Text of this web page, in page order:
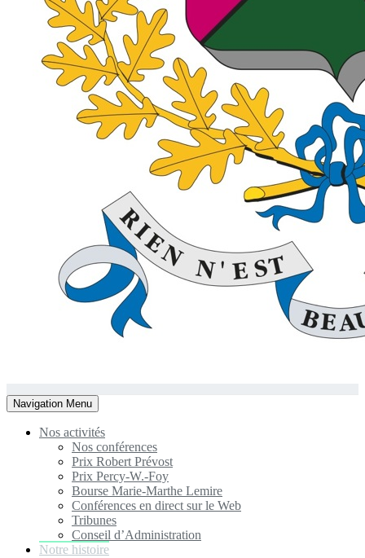
Toggle
navigation
Navigation Menu
Nos activités
Nos conférences
Prix Robert Prévost
Prix Percy-W.-Foy
Bourse Marie-Marthe Lemire
Conférences en direct sur le Web
Tribunes
Conseil d’Administration
Notre histoire